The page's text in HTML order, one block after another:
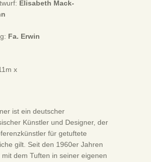
Elisabeth Mack-
Fa. Erwin
x
ist ein deutscher
Künstler und Designer, der
für getuftete
gilt. Seit den 1960er Jahren
mit dem Tuften in seiner eigenen